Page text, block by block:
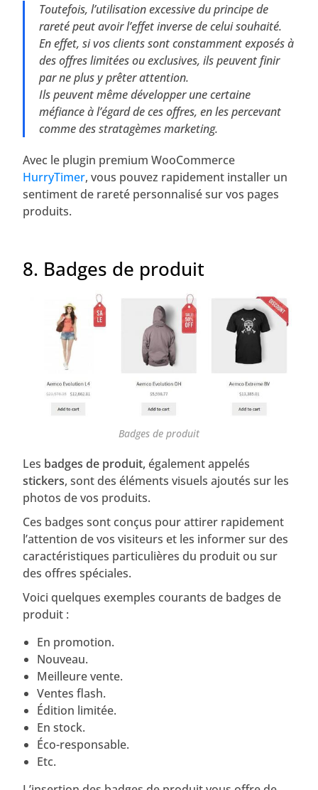
Toutefois, l’utilisation excessive du principe de
rareté peut avoir l’effet inverse de celui souhaité.
En effet, si vos clients sont constamment exposés à
des offres limitées ou exclusives, ils peuvent finir
par ne plus y prêter attention.
Ils peuvent même développer une certaine
méfiance à l’égard de ces offres, en les percevant
comme des stratagèmes marketing.
Avec le plugin premium WooCommerce
HurryTimer, vous pouvez rapidement installer un
sentiment de rareté personnalisé sur vos pages
produits.
8. Badges de produit
Badges de produit
Les badges de produit,également appelés
stickers, sont des éléments visuels ajoutés sur les
photos de vos produits.
Ces badges sont conçus pour attirer rapidement
l’attention de vos visiteurs et les informer sur des
caractéristiques particulières du produit ou sur
des offres spéciales.
Voici quelques exemples courants de badges de
produit :
En promotion.
Nouveau.
Meilleure vente.
Ventes flash.
Édition limitée.
En stock.
Éco-responsable.
Etc.